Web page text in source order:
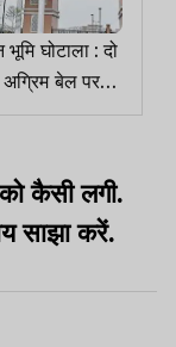
भूमि घोटाला : दो
अग्रिम बेल पर
ACB से मांगा
कैसी लगी.
साझा करें.